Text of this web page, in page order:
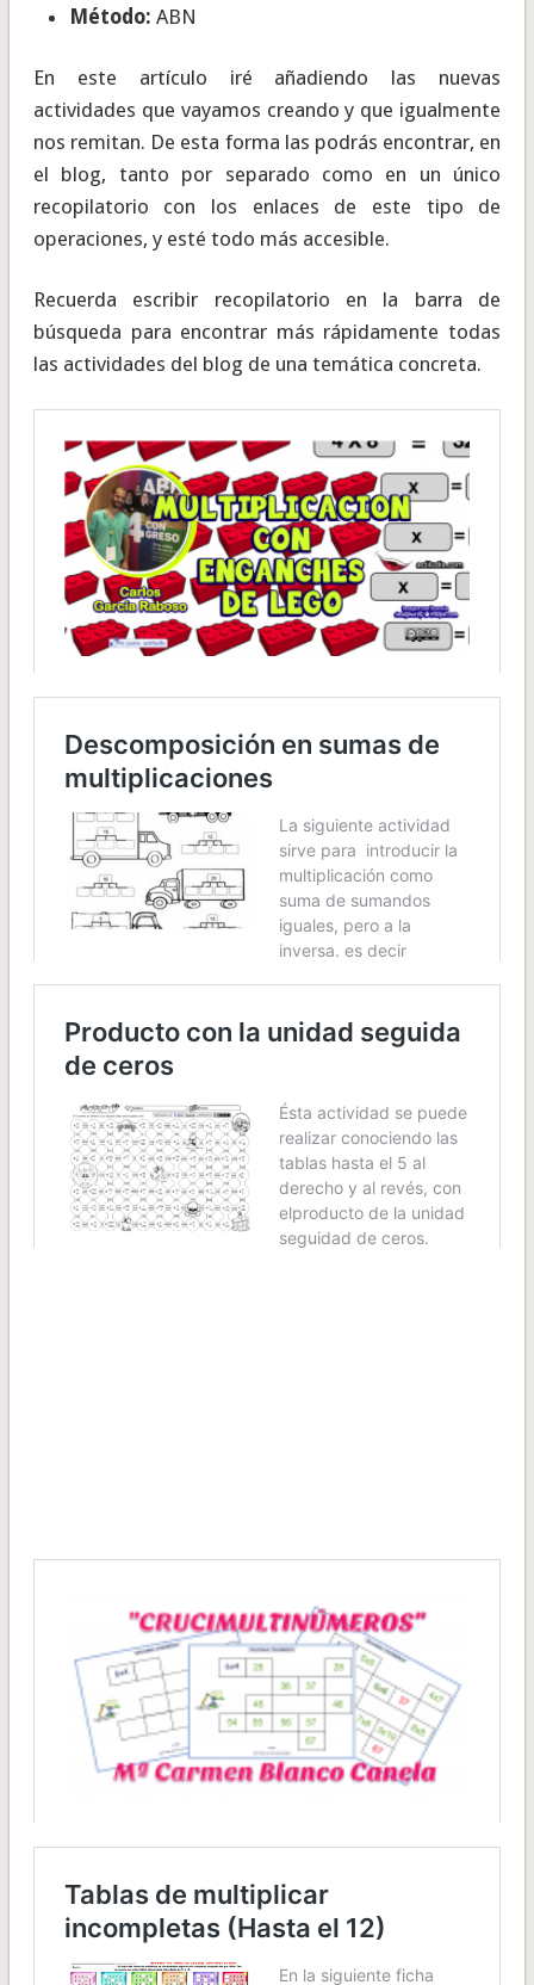
Método: ABN
En este artículo iré añadiendo las nuevas
actividades que vayamos creando y que igualmente
nos remitan. De esta forma las podrás encontrar, en
el blog, tanto por separado como en un único
recopilatorio con los enlaces de este tipo de
operaciones, y esté todo más accesible.
Recuerda escribir recopilatorio en la barra de
búsqueda para encontrar más rápidamente todas
las actividades del blog de una temática concreta.